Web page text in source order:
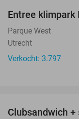
Entree klimpark
Parque West
Utrecht
Verkocht: 3.797
Clubsandwich